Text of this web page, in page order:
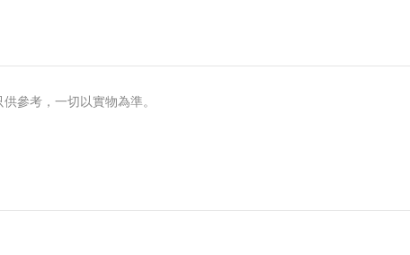
參考，一切以實物為準。